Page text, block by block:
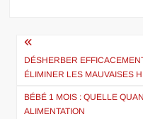
Navigation
de
l’article
DÉSHERBER
ÉLIMINER LES MAUVAISES
BÉBÉ 1 MOIS : QUELLE
ALIMENTATION